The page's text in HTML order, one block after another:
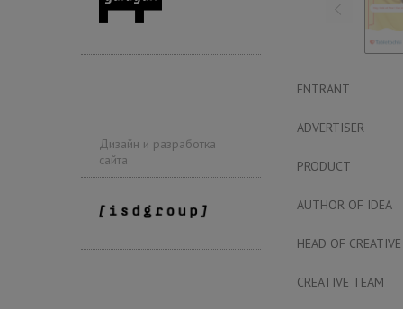
Дизайн и разработка
сайта
ENTRANT
ADVERTISER
PRODUCT
AUTHOR OF IDEA
HEAD OF CREATIVE
CREATIVE TEAM